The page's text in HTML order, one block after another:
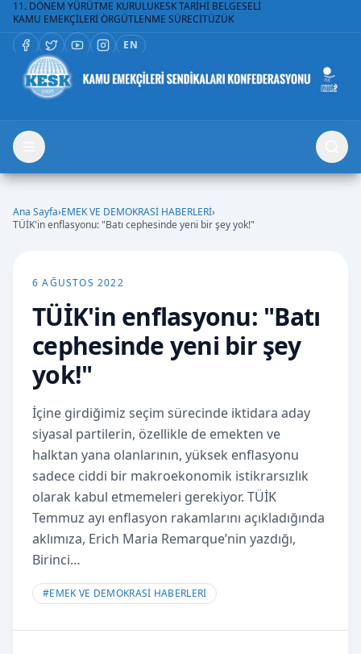
11. DÖNEM YÜRÜTME KURULUKESK TARİHİ BELGESELİ
KAMU EMEKÇİLERİ ÖRGÜTLENME SÜRECİTÜZÜK
EN
Ana Sayfa›EMEK VE DEMOKRASİ HABERLERİ›
TÜİK'in enflasyonu: "Batı cephesinde yeni bir şey yok!"
6 AĞUSTOS 2022
TÜİK'in enflasyonu: "Batı
cephesinde yeni bir şey
yok!"
İçine girdiğimiz seçim sürecinde iktidara aday
siyasal partilerin, özellikle de emekten ve
halktan yana olanlarının, yüksek enflasyonu
sadece ciddi bir makroekonomik istikrarsızlık
olarak kabul etmemeleri gerekiyor. TÜİK
Temmuz ayı enflasyon rakamlarını açıkladığında
aklımıza, Erich Maria Remarque’nin yazdığı,
Birinci…
#EMEK VE DEMOKRASİ HABERLERİ